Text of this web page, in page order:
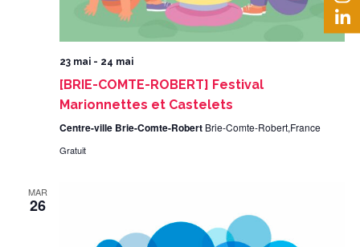
23 mai- 24 mai
[BRIE-COMTE-ROBERT] Festival
Marionnettes et Castelets
Centre-ville Brie-Comte-Robert Brie-Comte-Robert,France
Gratuit
MAR
26